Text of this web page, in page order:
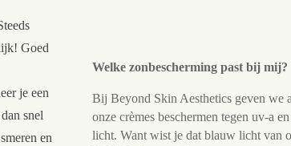
Goed
je een
snel
en
Welke zonbescherming past bij mij?
Bij Beyond Skin Aesthetics geven we
onze crèmes beschermen tegen uv-a
licht. Want wist je dat blauw licht van